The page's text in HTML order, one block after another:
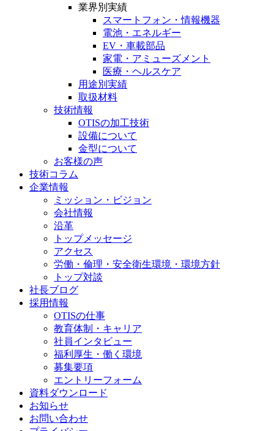
業界別実績
スマートフォン・情報機器
電池・ エネルギー
EV・車載部品
家電・ アミューズメント
医療・ ヘルスケア
用途別実績
取扱材料
技術情報
OTISの加工技術
設備について
金型について
お客様の声
技術コラム
企業情報
ミッション・ビジョン
会社情報
沿革
トップメッセージ
アクセス
労働・倫理・安全衛生環境・環境方針
トップ対談
社長ブログ
採用情報
OTISの仕事
教育体制・キャリア
社員インタビュー
福利厚生・働く環境
募集要項
エントリーフォーム
資料ダウンロード
お知らせ
お問い合わせ